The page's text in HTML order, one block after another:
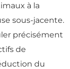
à la
sous-jacente.
précisément
de
du